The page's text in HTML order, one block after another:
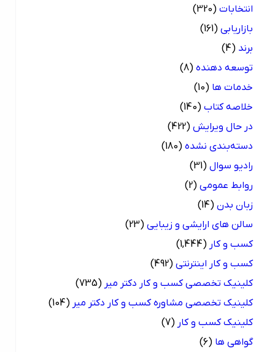
انتخابات (320)
بازاریابی (161)
(4)
توسعه دهنده (8)
خدمات ها (10)
خلاصه کتاب (140)
در حال ویرایش (422)
دسته‌بندی نشده (180)
رادیو سوال (31)
روابط عمومی (2)
زبان بدن (14)
سالن های ارایشی و زیبایی (23)
کسب و کار (1,444)
کسب و کار اینترنتی (492)
کلینیک تخصصی کسب و کار دکتر میر (735)
کلینیک تخصصی مشاوره کسب و کار دکتر میر (104)
کلینیک کسب و کار (7)
گواهی ها (6)